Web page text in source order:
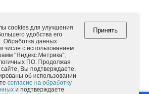
© 2026. ООО "ВНЕШПОСЫЛТОРГ".
cookies для улучшения
удобства его
Обработка данных
числе с использованием
"Яндекс.Метрика",
ПО. Продолжая
Вы подтверждаете,
об использовании
согласие на обработку
и подтверждаете
Принять
Обычная версия